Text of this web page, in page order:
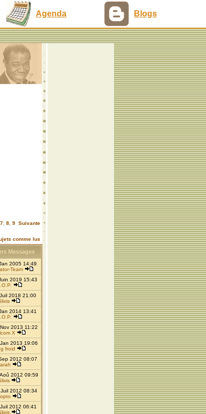
Agenda Blogs
7 8 9 Suivante
comme lus
Messages
2005 14:49
Team
2019 15:43
2018 21:00
2014 13:41
2013 11:22
X
2013 19:06
froid
2012 08:07
2012 09:59
2012 08:34
2012 06:41